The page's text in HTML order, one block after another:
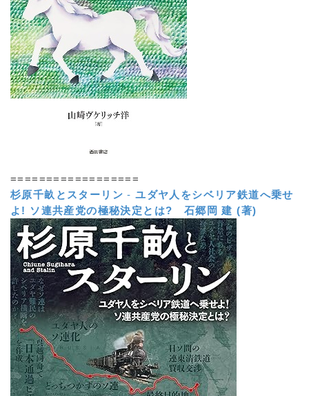
==================
杉原千畝とスターリン -ユダヤ人をシベリア鉄道へ乗せ
よ! ソ連共産党の極秘決定とは?
石郷岡 建 (著)